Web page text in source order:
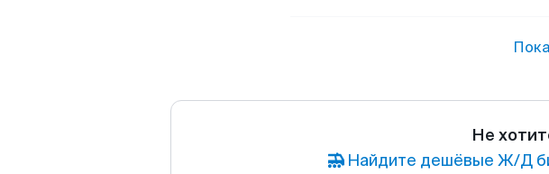
Не
Найдите дешёвые Ж/Д